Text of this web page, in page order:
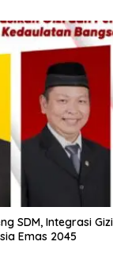
SDM, Integrasi
Emas 2045